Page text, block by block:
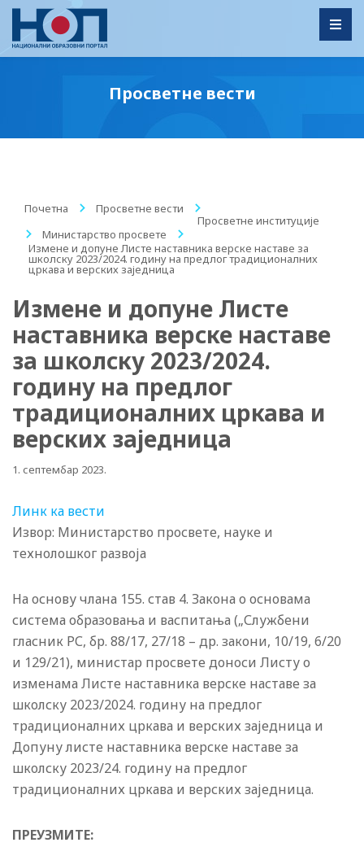
Просветне вести
Почетна / Просветне вести
/
Просветне институције
/
Министарство просвете
/
Измене и допуне Листе наставника верске наставе за
школску 2023/2024. годину на предлог традиционалних
цркава и верских заједница
Измене и допуне Листе
наставника верске наставе
за школску 2023/2024.
годину на предлог
традиционалних цркава и
верских заједница
1. септембар 2023.
Линк ка вести
Извор: Министарство просвете, науке и
технолошког развоја
На основу члана 155. став 4. Закона о основама
система образовања и васпитања („Службени
гласник РС, бр. 88/17, 27/18 – др. закони, 10/19, 6/20
и 129/21), министар просвете доноси Листу о
изменама Листе наставника верске наставе за
школску 2023/2024. годину на предлог
традиционалних цркава и верских заједница и
Допуну листе наставника верске наставе за
школску 2023/24. годину на предлог
традиционалних цркава и верских заједница.
ПРЕУЗМИТЕ: